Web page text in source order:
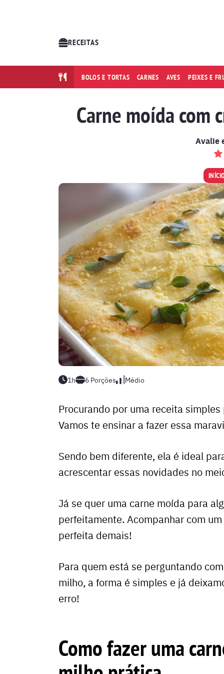
RECEITAS
BOLOS E TORTAS CARNES AVES PEIXES E
Carne moída com
Avalie
1h 6 Porções Médio
Procurando por uma receita
Vamos te ensinar a fazer essa
Sendo bem diferente, ela é ideal
acrescentar essas novidades no
Já se quer uma carne moída para
perfeitamente. Acompanhar com um
perfeita demais!
Para quem está se perguntando
milho, a forma é simples e já
erro!
Como fazer uma